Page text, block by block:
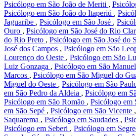
Psicólogo em São João de Meriti ,
Psicólogo em São João do Itaperiú ,
Jaguaribe , Psicólogo em São José ,
Ouro , Psicólogo em São José do Rio
do Rio Preto , Psicólogo em São José do
José dos Campos , Psicólogo em São
Lourenço do Oeste , Psicólogo em São
Luiz Gonzaga , Psicólogo em São Manuel
Marcos , Psicólogo em São Miguel do
Miguel do Oeste , Psicólogo em São
em São Pedro da Aldeia , Psicólogo em
Psicólogo em São Romão , Psicólogo em
em São Sepé , Psicólogo em São Vicente ,
Saquarema , Psicólogo em Saudades ,
Psicólogo em Seberi , Psicólogo em